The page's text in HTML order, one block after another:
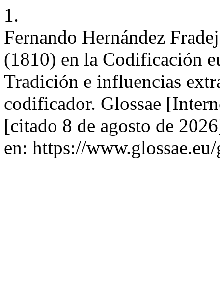
1.
Fernando Hernández
(1810) en la Codificación
Tradición e influencias
codificador. Glossae
[citado 8 de agosto de
en: https://